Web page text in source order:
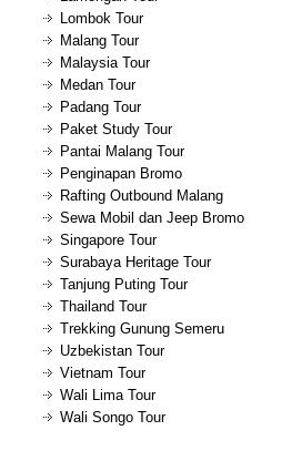
Lombok Tour
Malang Tour
Malaysia Tour
Medan Tour
Padang Tour
Paket Study Tour
Pantai Malang Tour
Penginapan Bromo
Rafting Outbound Malang
Sewa Mobil dan Jeep Bromo
Singapore Tour
Surabaya Heritage Tour
Tanjung Puting Tour
Thailand Tour
Trekking Gunung Semeru
Uzbekistan Tour
Vietnam Tour
Wali Lima Tour
Wali Songo Tour